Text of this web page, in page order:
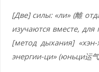
[Две] силы: «ли» (離
изучаются вместе,
[метод дыхания] «хэн-
энергии-ци» (юньци运气